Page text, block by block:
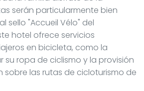
serán particularmente bien
sello "Accueil Vélo" del
hotel ofrece servicios
en bicicleta, como la
su ropa de ciclismo y la provisión
las rutas de cicloturismo de